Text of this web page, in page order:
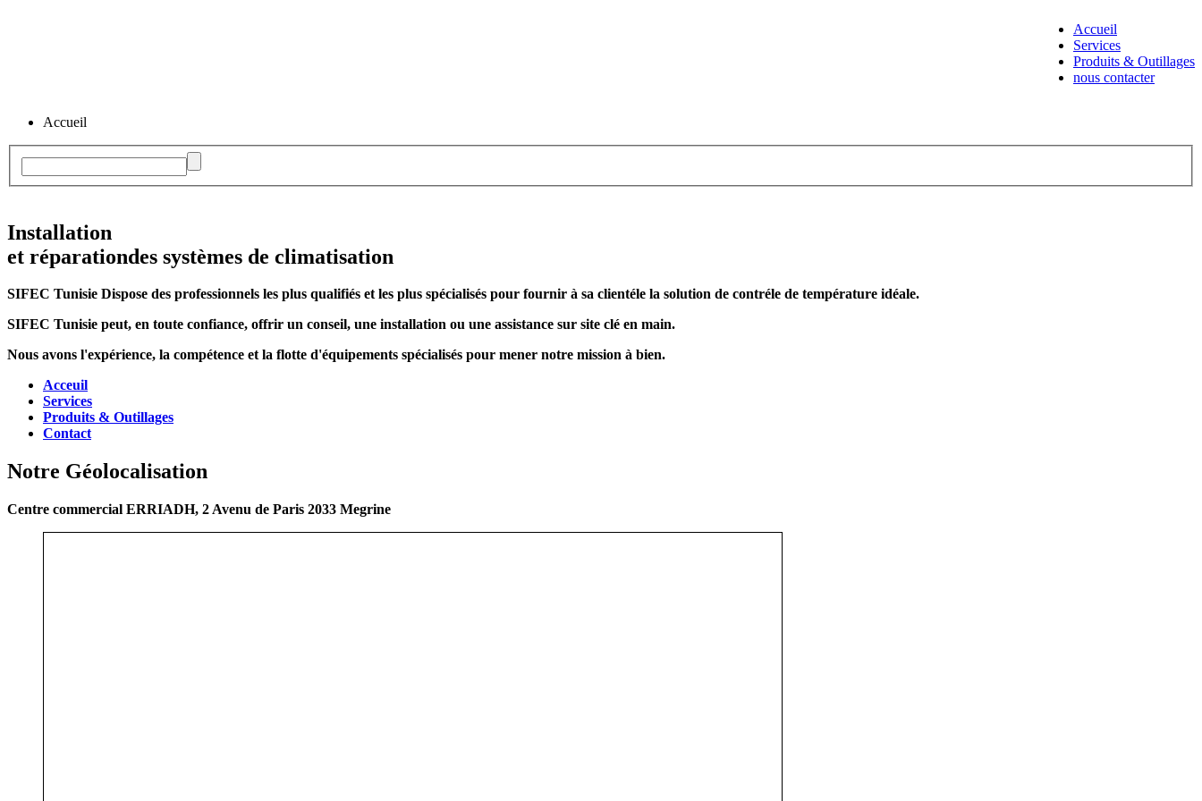
Accueil
Services
Produits & Outillages
nous contacter
Accueil
Installation
et réparationdes systèmes de climatisation
SIFEC Tunisie Dispose des professionnels les plus qualifiés et les plus spécialisés pour fournir à sa clientéle la solution de contréle de température idéale.
SIFEC Tunisie peut, en toute confiance, offrir un conseil, une installation ou une assistance sur site clé en main.
Nous avons l'expérience, la compétence et la flotte d'équipements spécialisés pour mener notre mission à bien.
Acceuil
Services
Produits & Outillages
Contact
Notre Géolocalisation
Centre commercial ERRIADH, 2 Avenu de Paris 2033 Megrine